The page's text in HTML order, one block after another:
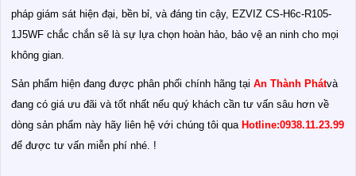
pháp giám sát hiện đại, bền bỉ, và đáng tin cậy, EZVIZ CS-H6c-R105-
1J5WF chắc chắn sẽ là sự lựa chọn hoàn hảo, bảo vệ an ninh cho mọi
không gian.
Sản phẩm hiện đang được phân phối chính hãng tại An Thành Phátvà
đang có giá ưu đãi và tốt nhất nếu quý khách cần tư vấn sâu hơn về
dòng sản phẩm này hãy liên hệ với chúng tôi qua Hotline:0938.11.23.99
để được tư vấn miễn phí nhé. !